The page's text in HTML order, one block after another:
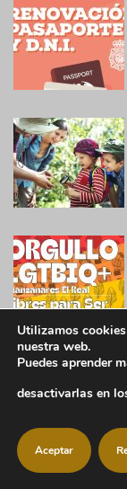
Utilizamos
nuestra web.
Puedes aprender
desactivarlas en
Aceptar